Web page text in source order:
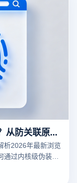
深度科普：指纹浏览器是干嘛的？从防关联原理到多账号运营的提效真相
析2026年最新浏览
过内核级伪装与
关联难题。涵盖
，助您保障数字